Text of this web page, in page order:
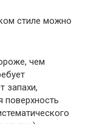
стиле можно
чем
запахи,
поверхность